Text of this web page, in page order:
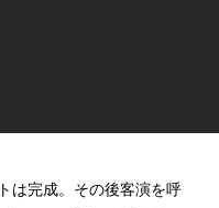
は完成。その後客演を呼